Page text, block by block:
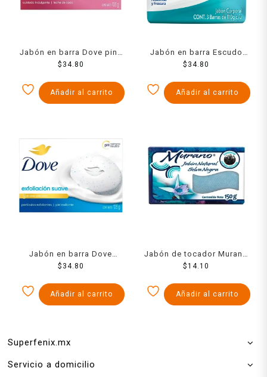
Jabón en barra Dove pink
135 g
$ 34.80
Añadir al carrito
Jabón en barra Escudo
antibacterial protección y
c/u
$ 34.80
Añadir al carrito
Jabón en barra Dove
exfoliación suave 135 g
$ 34.80
Añadir al carrito
Jabón de tocador Murano
selva negra 150 g
$14.10
Añadir al carrito
Superfenix.mx
Servicio a domicilio